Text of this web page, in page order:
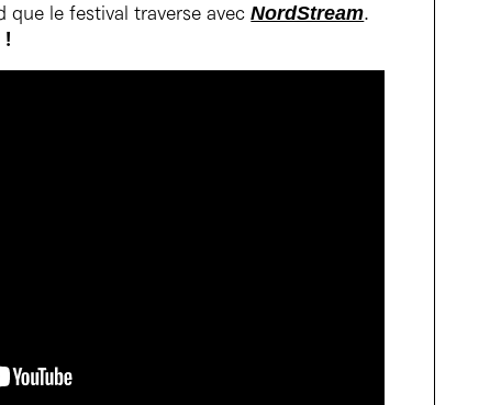
que le festival traverse avecNordStream.
!